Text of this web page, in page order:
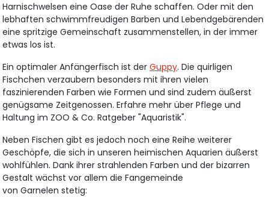
Harnischwelsen eine Oase der Ruhe schaffen. Oder mit den
lebhaften schwimmfreudigen Barben und Lebendgebärenden
eine spritzige Gemeinschaft zusammenstellen, in der immer
etwas los ist.
Ein optimaler Anfängerfisch ist derGuppy. Die quirligen
Fischchen verzaubern besonders mit ihren vielen
faszinierenden Farben wie Formen und sind zudem äußerst
genügsame Zeitgenossen. Erfahre mehr über Pflege und
Haltung im ZOO & Co. Ratgeber "Aquaristik".
Neben Fischen gibt es jedoch noch eine Reihe weiterer
Geschöpfe, die sich in unseren heimischen Aquarien äußerst
wohlfühlen. Dank ihrer strahlenden Farben und der bizarren
Gestalt wächst vor allem die Fangemeinde
von Garnelen stetig: